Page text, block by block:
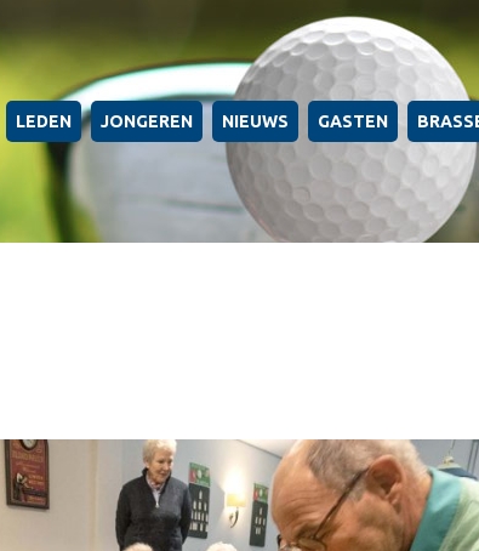
LEDEN JONGEREN NIEUWS GASTEN